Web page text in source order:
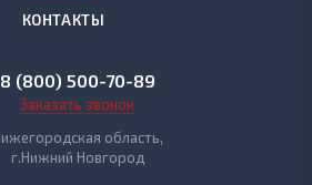
КОНТАКТЫ
8 (800) 500-70-89
Заказать звонок
область,
г.Нижний Новгород